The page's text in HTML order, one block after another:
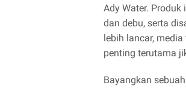
Ady Water.
dan debu, serta
lebih lancar,
penting terutama
Bayangkan